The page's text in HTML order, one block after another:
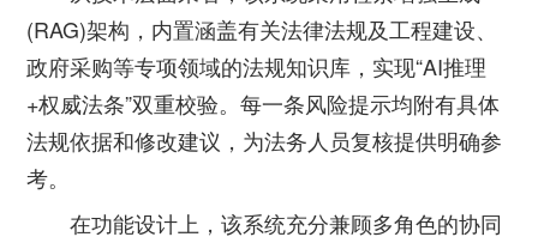
(RAG)架构，内置涵盖有关法律法规及工程建设、
政府采购等专项领域的法规知识库，实现“AI推理
+权威法条”双重校验。每一条风险提示均附有具体
法规依据和修改建议，为法务人员复核提供明确参
考。
在功能设计上，该系统充分兼顾多角色的协同